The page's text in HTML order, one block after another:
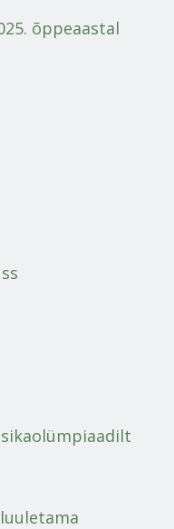
õppeaastal